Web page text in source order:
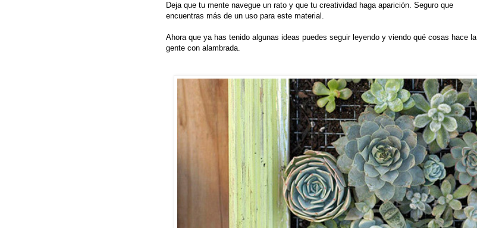
Deja que tu mente navegue un rato y que tu creatividad haga aparición. Seguro que
encuentras más de un uso para este material.
Ahora que ya has tenido algunas ideas puedes seguir leyendo y viendo qué cosas hace la
gente con alambrada.